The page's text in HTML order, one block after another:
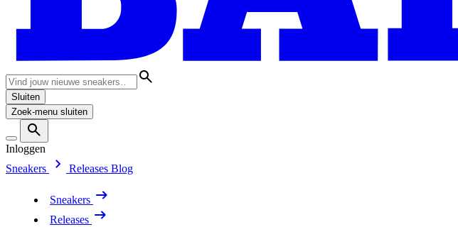
Sluiten
Zoek-menu sluiten
Inloggen
Sneakers
Releases Blog
Sneakers
Releases